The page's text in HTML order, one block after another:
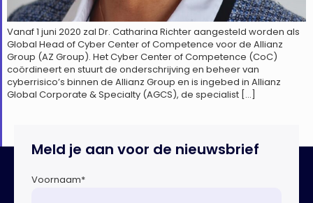
Vanaf 1 juni 2020 zal Dr. Catharina Richter aangesteld worden als
Global Head of Cyber Center of Competence voor de Allianz
Group (AZ Group). Het Cyber Center of Competence (CoC)
coördineert en stuurt de onderschrijving en beheer van
cyberrisico’s binnen de Allianz Group en is ingebed in Allianz
Global Corporate & Specialty (AGCS), de specialist […]
Meld je aan voor de nieuwsbrief
Voornaam*